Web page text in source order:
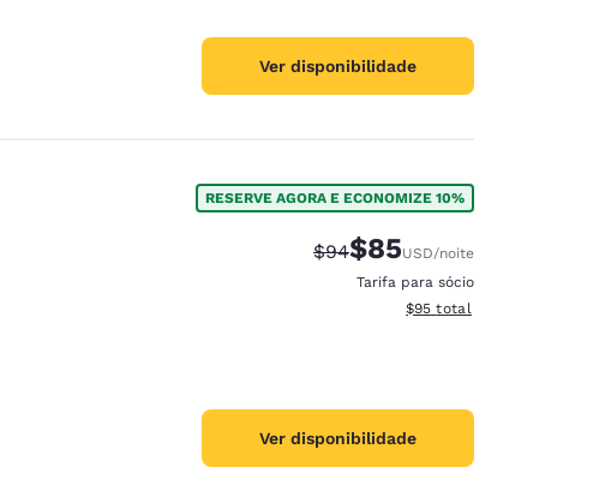
Ver disponibilidade
RESERVE AGORA E ECONOMIZE 10%
Tarifa anterior “tachada”:
$94Tarifa com desconto:
$85USD/noite
Tarifa para sócio
Exibir detalhes do total
$95 total
Ver disponibilidade